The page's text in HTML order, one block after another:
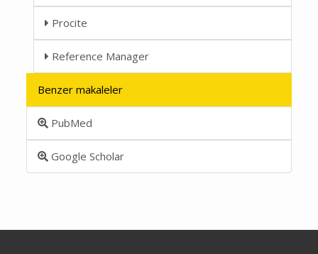
Procite
Reference Manager
Benzer makaleler
PubMed
Google Scholar